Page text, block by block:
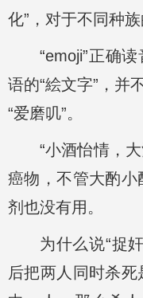
化”，对于不同种族
“emoji”正确
语的“絵文字”，并
“爱磨叽”。
“小酒怡情，
癌物，不管大酌
剂也没有用。
为什么说“捉
后把两人同时杀